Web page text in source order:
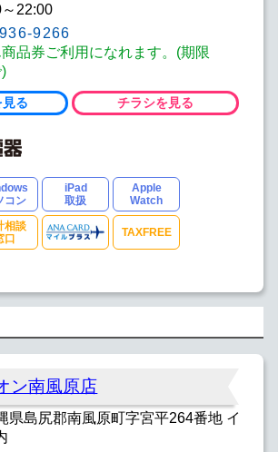
22:00
9266
品券ご利用になれます。(期限
る チラシを見る
コン
iPad
取扱
Apple
Watch
相談
口
TAXFREE
ン南風原店
県島尻郡南風原町字宮平264番地 イ